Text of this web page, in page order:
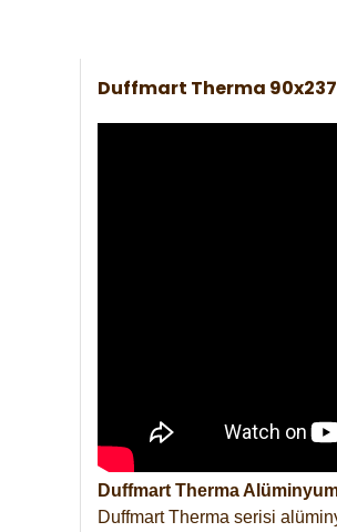
Duffmart Therma
Duffmart Therma
Duffmart Therma serisi